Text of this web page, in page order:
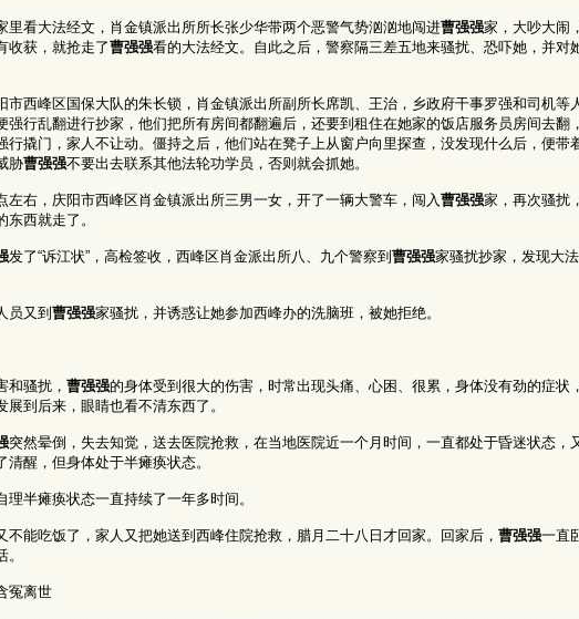
里看大法经文，肖金镇派出所所长张少华带两个恶警气势汹汹地闯进曹强强家，大吵大闹
收获，就抢走了曹强强看的大法经文。自此之后，警察隔三差五地来骚扰、恐吓她，并对
市西峰区国保大队的朱长锁，肖金镇派出所副所长席凯、王治，乡政府干事罗强和司机等
强行乱翻进行抄家，他们把所有房间都翻遍后，还要到租住在她家的饭店服务员房间去翻
行撬门，家人不让动。僵持之后，他们站在凳子上从窗户向里探查，没发现什么后，便带
胁曹强强不要出去联系其他法轮功学员，否则就会抓她。
左右，庆阳市西峰区肖金镇派出所三男一女，开了一辆大警车，闯入 曹强强家，再次骚扰
西就走了。
发了“诉江状”，高检签收，西峰区肖金派出所八、九个警察到曹强强家骚扰抄家，发现大
员又到曹强强家骚扰，并诱惑让她参加西峰办的洗脑班，被她拒绝。
和骚扰， 曹强强的身体受到很大的伤害，时常出现头痛、心困、很累，身体没有劲的症状
到后来，眼睛也看不清东西了。
突然晕倒，失去知觉，送去医院抢救，在当地医院近一个月时间，一直都处于昏迷状态，
醒，但身体处于半瘫痪状态。
理半瘫痪状态一直持续了一年多时间。
不能吃饭了，家人又把她送到西峰住院抢救，腊月二十八日才回家。回家后， 曹强强一直
冤离世